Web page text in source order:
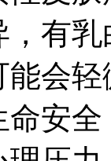
有
会
安